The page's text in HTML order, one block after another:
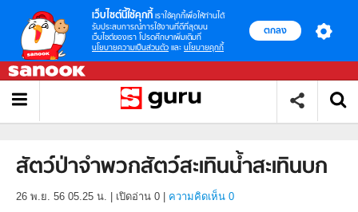
เว็บไซต์นี้ใช้คุกกี้ เราใช้คุกกี้เพื่อให้ท่านได้
รับประสบการณ์การใช้งานที่ดีที่สุดบน
เว็บไซต์ของเรา โปรดศึกษาเพิ่มเติมที่
นโยบายความเป็นส่วนตัว และ นโยบายคุกกี้
ตกลง
สัตว์ป่าจําพวกสัตว์สะเทินน้ำสะเทินบก
26 พ.ย. 56 05.25 น. เปิดอ่าน 0 ความคิดเห็น 0